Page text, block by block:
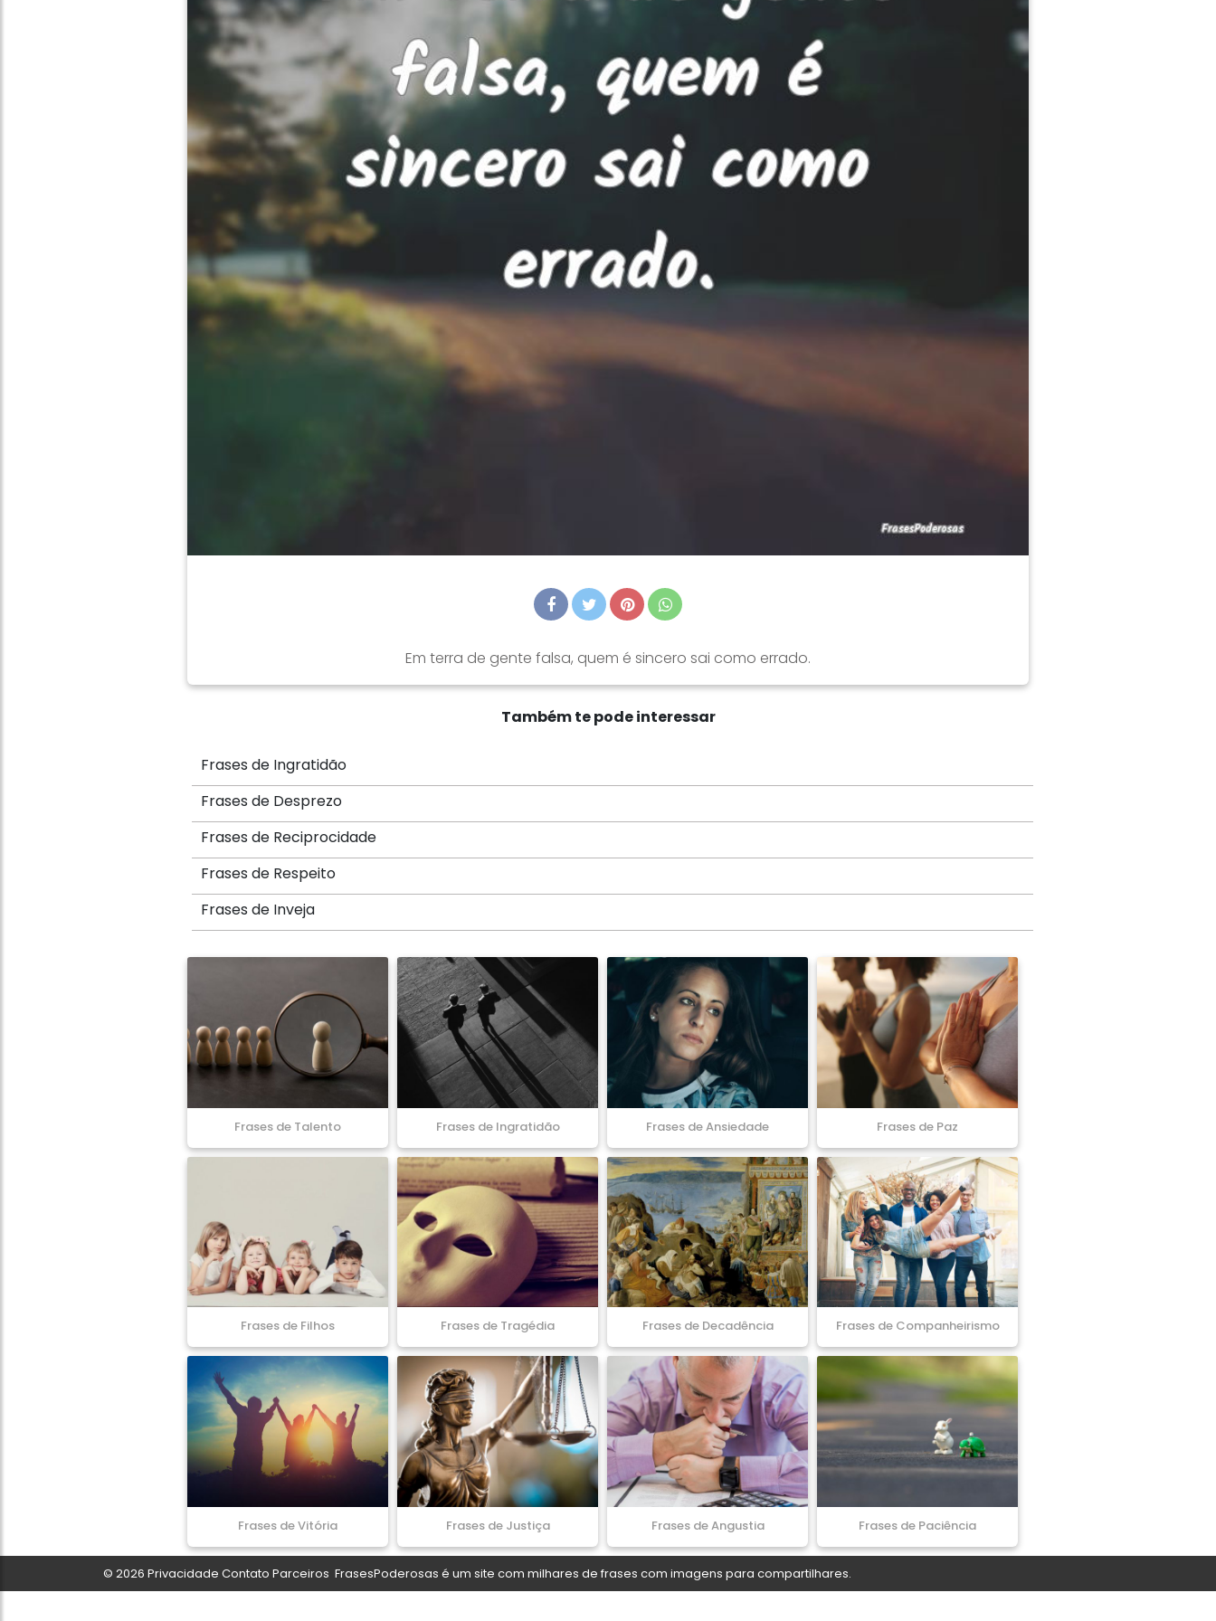
Em terra de gente falsa, quem é sincero sai como errado.
Também te pode interessar
Frases de Ingratidão
Frases de Desprezo
Frases de Reciprocidade
Frases de Respeito
Frases de Inveja
Frases de Talento Frases de Ingratidão Frases de Ansiedade Frases de Paz
Frases de Filhos Frases de Tragédia Frases de Decadência Frases de Companheirismo
Frases de Vitória Frases de Justiça Frases de Angustia Frases de Paciência
© 2026 Privacidade Contato Parceiros FrasesPoderosas é um site com milhares de frases com imagens para compartilhares.